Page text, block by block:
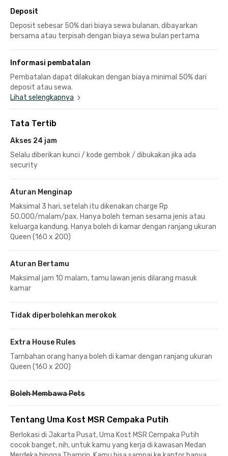
Deposit
Deposit sebesar 50% dari biaya sewa bulanan, dibayarkan
bersama atau terpisah dengan biaya sewa bulan pertama
Informasi pembatalan
Pembatalan dapat dilakukan dengan biaya minimal 50% dari
deposit atau sewa.
Lihat selengkapnya
Tata Tertib
Akses 24 jam
Selalu diberikan kunci / kode gembok / dibukakan jika ada
security
Aturan Menginap
Maksimal 3 hari, setelah itu dikenakan charge Rp
50.000/malam/pax. Hanya boleh teman sesama jenis atau
keluarga kandung. Hanya boleh di kamar dengan ranjang ukuran
Queen (160 x 200)
Aturan Bertamu
Maksimal jam 10 malam, tamu lawan jenis dilarang masuk
kamar
Tidak diperbolehkan merokok
Extra House Rules
Tambahan orang hanya boleh di kamar dengan ranjang ukuran
Queen (160 x 200)
Boleh Membawa Pets
Tentang Uma Kost MSR Cempaka Putih
Berlokasi di Jakarta Pusat, Uma Kost MSR Cempaka Putih
cocok banget, nih, untuk kamu yang kerja di kawasan Medan